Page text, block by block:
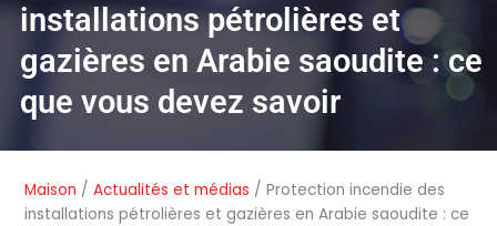
installations pétrolières et
gazières en Arabie saoudite : ce
que vous devez savoir
Maison /Actualités et médias /Protection incendie des
installations pétrolières et gazières en Arabie saoudite : ce